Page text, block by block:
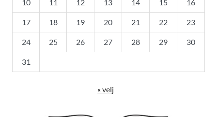
10 11 12 13 14 15 16
17 18 19 20 21 22 23
24 25 26 27 28 29 30
31
« velj